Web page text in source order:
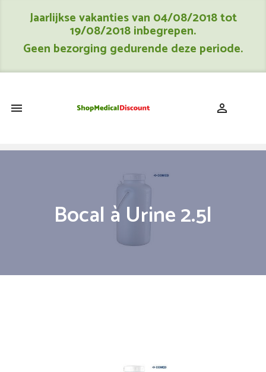
Jaarlijkse vakanties van 04/08/2018 tot
19/08/2018 inbegrepen.
Geen bezorging gedurende deze periode.
 
Bocal à Urine 2.5l